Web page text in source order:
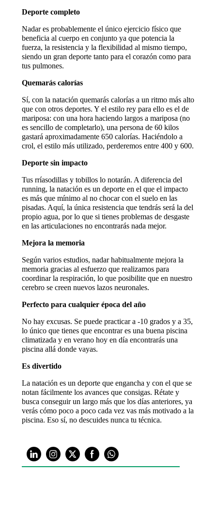
Deporte completo
Nadar es probablemente el único ejercicio físico que
beneficia al cuerpo en conjunto ya que potencia la
fuerza, la resistencia y la flexibilidad al mismo tiempo,
siendo un gran deporte tanto para el corazón como para
tus pulmones.
Quemarás calorías
Sí, con la natación quemarás calorías a un ritmo más alto
que con otros deportes. Y el estilo rey para ello es el de
mariposa: con una hora haciendo largos a mariposa (no
es sencillo de completarlo), una persona de 60 kilos
gastará aproximadamente 650 calorías. Haciéndolo a
crol, el estilo más utilizado, perderemos entre 400 y 600.
Deporte sin impacto
Tus rríasodillas y tobillos lo notarán. A diferencia del
running, la natación es un deporte en el que el impacto
es más que mínimo al no chocar con el suelo en las
pisadas. Aquí, la única resistencia que tendrás será la del
propio agua, por lo que si tienes problemas de desgaste
en las articulaciones no encontrarás nada mejor.
Mejora la memoria
Según varios estudios, nadar habitualmente mejora la
memoria gracias al esfuerzo que realizamos para
coordinar la respiración, lo que posibilite que en nuestro
cerebro se creen nuevos lazos neuronales.
Perfecto para cualquier época del año
No hay excusas. Se puede practicar a -10 grados y a 35,
lo único que tienes que encontrar es una buena piscina
climatizada y en verano hoy en día encontrarás una
piscina allá donde vayas.
Es divertido
La natación es un deporte que engancha y con el que se
notan fácilmente los avances que consigas. Rétate y
busca conseguir un largo más que los días anteriores, ya
verás cómo poco a poco cada vez vas más motivado a la
piscina. Eso sí, no descuides nunca tu técnica.